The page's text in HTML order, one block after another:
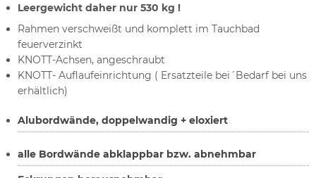
Leergewicht daher nur 530 kg !
Rahmen verschweißt und komplett im Tauchbad
feuerverzinkt
KNOTT-Achsen, angeschraubt
KNOTT- Auflaufeinrichtung ( Ersatzteile bei´Bedarf bei uns
erhältlich)
Alubordwände, doppelwandig + eloxiert
alle Bordwände abklappbar bzw. abnehmbar